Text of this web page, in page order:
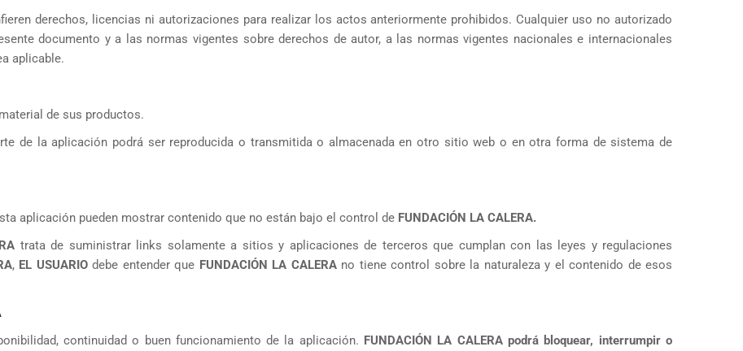
derechos, licencias ni autorizaciones para realizar los actos anteriormente prohibidos. Cualquier uso no autorizado
documento y a las normas vigentes sobre derechos de autor, a las normas vigentes nacionales e internacionales
aplicable.
de sus productos.
de la aplicación podrá ser reproducida o transmitida o almacenada en otro sitio web o en otra forma de sistema de
aplicación pueden mostrar contenido que no están bajo el control de FUNDACIÓN LA CALERA.
trata de suministrar links solamente a sitios y aplicaciones de terceros que cumplan con las leyes y regulaciones
, EL USUARIOdebe entender que FUNDACIÓN LA CALERA no tiene control sobre la naturaleza y el contenido de esos
continuidad o buen funcionamiento de la aplicación. FUNDACIÓN LA CALERA podrá bloquear, interrumpir o